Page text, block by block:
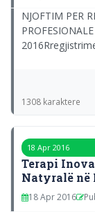
NJOFTIM PER
1308 karaktere
18 Apr 2016
Terapi
Natyralë
18 Apr 2016